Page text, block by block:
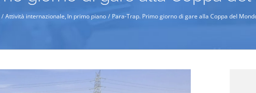
Attività internazionale In primo piano Para-Trap. Primo giorno di gare alla Coppa del